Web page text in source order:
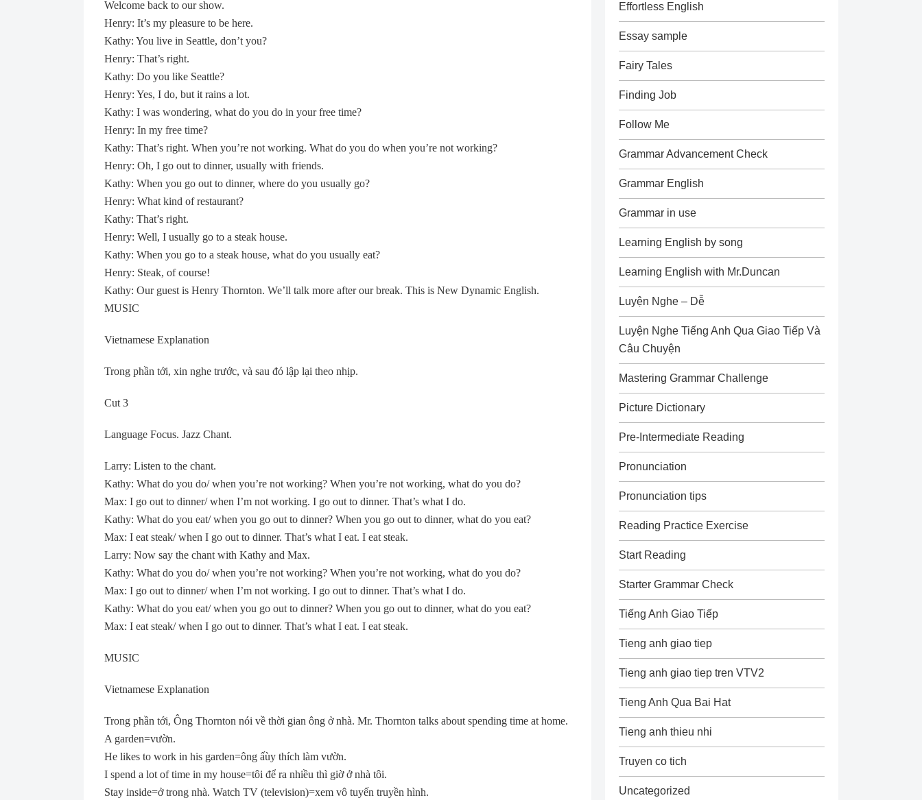
Welcome back to our show.
Henry: It’s my pleasure to be here.
Kathy: You live in Seattle, don’t you?
Henry: That’s right.
Kathy: Do you like Seattle?
Henry: Yes, I do, but it rains a lot.
Kathy: I was wondering, what do you do in your free time?
Henry: In my free time?
Kathy: That’s right. When you’re not working. What do you do when you’re not working?
Henry: Oh, I go out to dinner, usually with friends.
Kathy: When you go out to dinner, where do you usually go?
Henry: What kind of restaurant?
Kathy: That’s right.
Henry: Well, I usually go to a steak house.
Kathy: When you go to a steak house, what do you usually eat?
Henry: Steak, of course!
Kathy: Our guest is Henry Thornton. We’ll talk more after our break. This is New Dynamic English.
MUSIC
Vietnamese Explanation
Trong phần tới, xin nghe trước, và sau đó lập lại theo nhịp.
Cut 3
Language Focus. Jazz Chant.
Larry: Listen to the chant.
Kathy: What do you do/ when you’re not working? When you’re not working, what do you do?
Max: I go out to dinner/ when I’m not working. I go out to dinner. That’s what I do.
Kathy: What do you eat/ when you go out to dinner? When you go out to dinner, what do you eat?
Max: I eat steak/ when I go out to dinner. That’s what I eat. I eat steak.
Larry: Now say the chant with Kathy and Max.
Kathy: What do you do/ when you’re not working? When you’re not working, what do you do?
Max: I go out to dinner/ when I’m not working. I go out to dinner. That’s what I do.
Kathy: What do you eat/ when you go out to dinner? When you go out to dinner, what do you eat?
Max: I eat steak/ when I go out to dinner. That’s what I eat. I eat steak.
MUSIC
Vietnamese Explanation
Trong phần tới, Ông Thornton nói về thời gian ông ở nhà. Mr. Thornton talks about spending time at home.
A garden=vườn.
He likes to work in his garden=ông ấùy thích làm vườn.
I spend a lot of time in my house=tôi để ra nhiều thì giờ ở nhà tôi.
Stay inside=ở trong nhà. Watch TV (television)=xem vô tuyến truyền hình.
Effortless English
Essay sample
Fairy Tales
Finding Job
Follow Me
Grammar Advancement Check
Grammar English
Grammar in use
Learning English by song
Learning English with Mr.Duncan
Luyện Nghe – Dễ
Luyện Nghe Tiếng Anh Qua Giao Tiếp Và
Câu Chuyện
Mastering Grammar Challenge
Picture Dictionary
Pre-Intermediate Reading
Pronunciation
Pronunciation tips
Reading Practice Exercise
Start Reading
Starter Grammar Check
Tiếng Anh Giao Tiếp
Tieng anh giao tiep
Tieng anh giao tiep tren VTV2
Tieng Anh Qua Bai Hat
Tieng anh thieu nhi
Truyen co tich
Uncategorized